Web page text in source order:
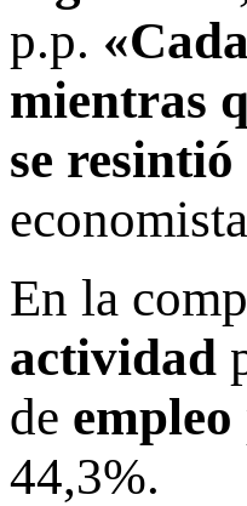
p.p.
mientras
se
En la
actividad
de empleo
44,3%.